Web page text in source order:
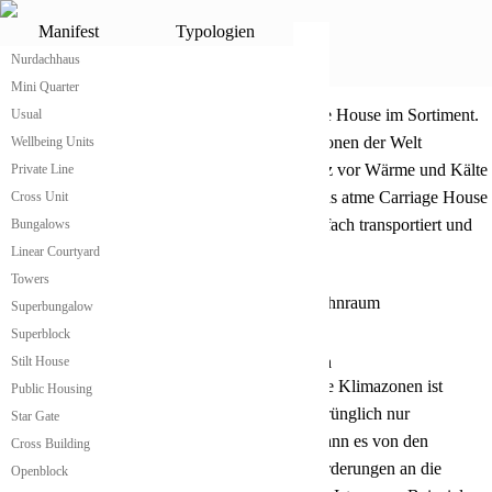
Manifest Typologien
Nurdachhaus
Mini Quarter
Usual
Wellbeing Units
Private Line
Cross Unit
Bungalows
Linear Courtyard
Towers
Superbungalow
Superblock
Stilt House
Public Housing
Star Gate
Cross Building
Openblock
Carriage House
Kleines praktisches Carriage House
atme hat das wahrscheinlich günstigste Carriage House im Sortiment.
Klein, modular erweiterbar und für alle Klimazonen der Welt
anpassbar gibt es seinen Bewohnerinnen Schutz vor Wärme und Kälte
und bietet allen notwendigen Wohnkomfort. Das atme Carriage House
hat genau die richtige Größe, um leicht und einfach transportiert und
aufgebaut zu werden.
Carriage House passt sich an Klimazonen an
Die Anpassung des atme Carriage House an alle Klimazonen ist
dadurch geben, dass das Gebäude in einer ursprünglich nur
konstruktiven Hülle produziert wird. Danach kann es von den
Nutzerinnen und Bewohnerinnen je nach Anforderungen an die